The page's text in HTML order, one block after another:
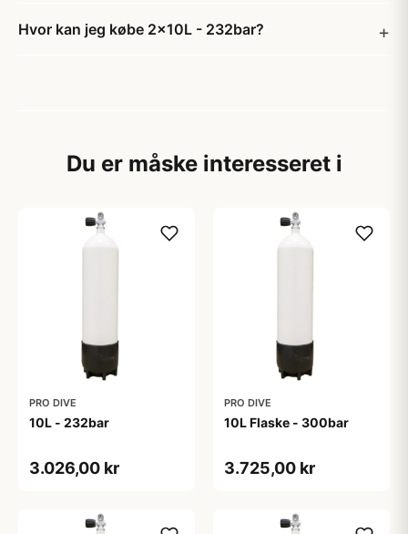
Hvor kan jeg købe 2x10L - 232bar?
Du er måske interesseret i
PRO DIVE
10L - 232bar
3.026,00 kr
PRO DIVE
10L Flaske - 300bar
3.725,00 kr